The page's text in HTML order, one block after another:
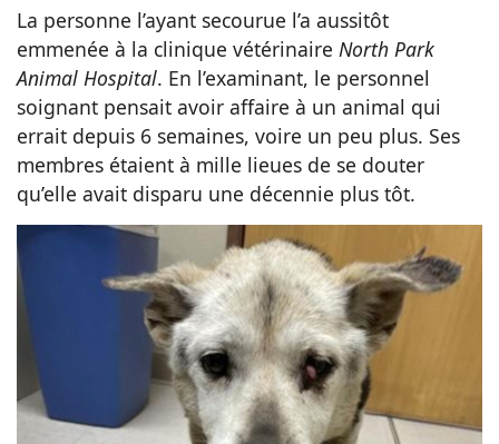
La personne l’ayant secourue l’a aussitôt
emmenée à la clinique vétérinaire North Park
Animal Hospital. En l’examinant, le personnel
soignant pensait avoir affaire à un animal qui
errait depuis 6 semaines, voire un peu plus. Ses
membres étaient à mille lieues de se douter
qu’elle avait disparu une décennie plus tôt.